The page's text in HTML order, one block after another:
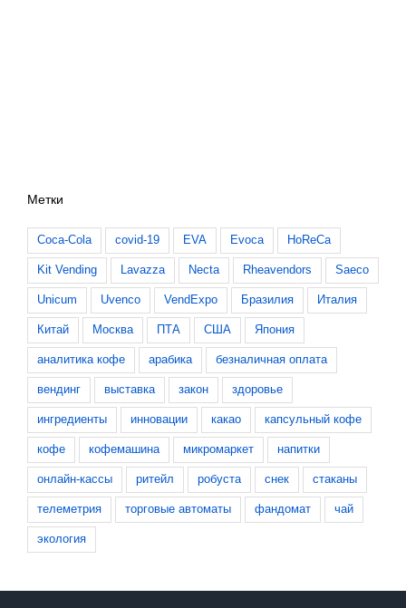
Coca-Cola covid-19 EVA Evoca HoReCa
Kit Vending Lavazza Necta Rheavendors Saeco
Unicum Uvenco VendExpo Бразилия Италия
Китай Москва ПТА США Япония
аналитика кофе арабика безналичная оплата
вендинг выставка закон здоровье
ингредиенты инновации какао капсульный кофе
кофе кофемашина микромаркет напитки
онлайн-кассы ритейл робуста снек стаканы
телеметрия торговые автоматы фандомат чай
экология